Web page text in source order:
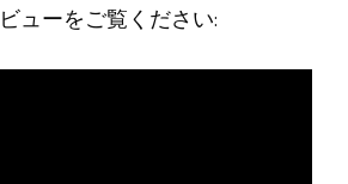
ューをご覧ください: